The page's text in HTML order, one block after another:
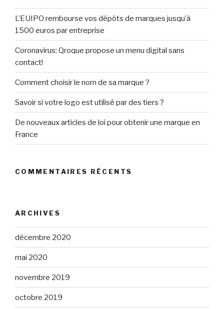
L’EUIPO rembourse vos dépôts de marques jusqu’à
1500 euros par entreprise
Coronavirus: Qroque propose un menu digital sans
contact!
Comment choisir le nom de sa marque ?
Savoir si votre logo est utilisé par des tiers ?
De nouveaux articles de loi pour obtenir une marque en
France
COMMENTAIRES RÉCENTS
ARCHIVES
décembre 2020
mai 2020
novembre 2019
octobre 2019